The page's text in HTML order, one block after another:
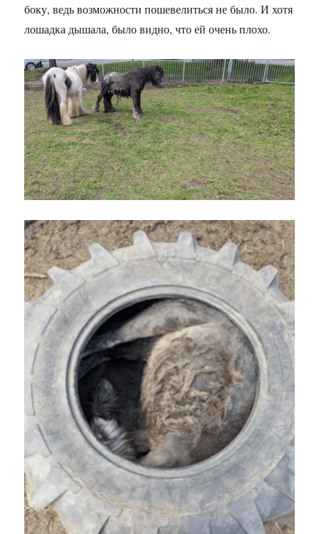
боку, ведь возможности пошевелиться не было. И хотя
лошадка дышала, было видно, что ей очень плохо.